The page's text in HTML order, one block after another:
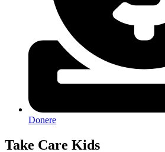
Donere
Take Care Kids